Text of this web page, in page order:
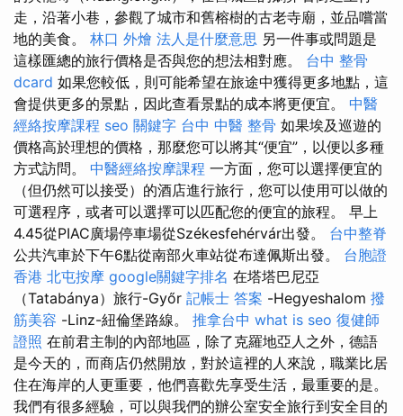
走，沿著小巷，參觀了城市和舊榕樹的古老寺廟，並品嚐當
地的美食。 林口 外燴 法人是什麼意思 另一件事或問題是
這樣匯總的旅行價格是否與您的想法相對應。 台中 整骨
dcard 如果您較低，則可能希望在旅途中獲得更多地點，這
會提供更多的景點，因此查看景點的成本將更便宜。 中醫
經絡按摩課程 seo 關鍵字 台中 中醫 整骨 如果埃及巡遊的
價格高於理想的價格，那麼您可以將其“便宜”，以便以多種
方式訪問​​。 中醫經絡按摩課程 一方面，您可以選擇便宜的
（但仍然可以接受）的酒店進行旅行，您可以使用可以做的
可選程序，或者可以選擇可以匹配您的便宜的旅程。 早上
4.45從PIAC廣場停車場從Székesfehérvár出發。 台中整脊
公共汽車於下午6點從南部火車站從布達佩斯出發。 台胞證
香港 北屯按摩 google關鍵字排名 在塔塔巴尼亞
（Tatabánya）旅行-Győr 記帳士 答案 -Hegyeshalom 撥
筋美容 -Linz-紐倫堡路線。 推拿台中 what is seo 復健師
證照 在前君主制的內部地區，除了克羅地亞人之外，德語
是今天的，而商店仍然開放，對於這裡的人來說，職業比居
住在海岸的人更重要，他們喜歡先享受生活，最重要的是。
我們有很多經驗，可以與我們的辦公室安全旅行到安全目的